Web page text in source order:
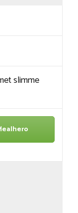
slimme